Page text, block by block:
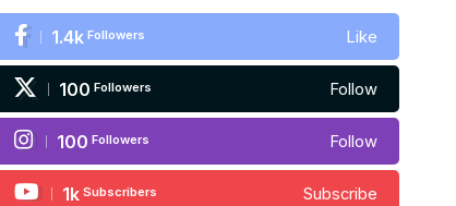
1.4k Followers Like
100 Followers Follow
100 Followers Follow
1k Subscribers Subscribe